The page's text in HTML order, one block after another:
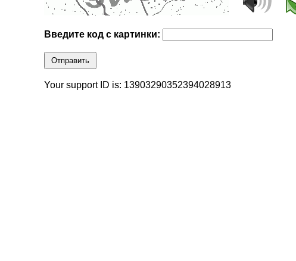
Введите код с картинки:
Отправить
Your support ID is: 13903290352394028913